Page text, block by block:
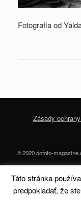
Fotografia od
Zásady
© 2020 dofoto-
Táto stránka
predpokladať, že